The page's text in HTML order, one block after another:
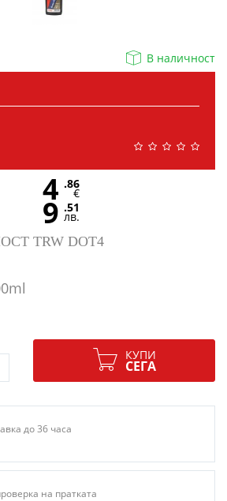
В наличност
TRW DOT4
4 .86
€
9 .51
лв.
КУПИ
СЕГА
до 36 часа
на пратката